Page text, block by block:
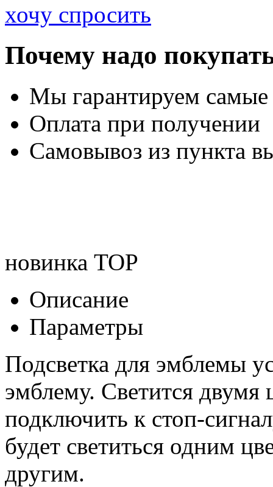
хочу спросить
Почему надо
Мы гарантируем
Оплата при получении
Самовывоз из пункта
новинка TOP
Описание
Параметры
Подсветка для эмблемы
эмблему. Светится
подключить к стоп-
будет светиться одним
другим.